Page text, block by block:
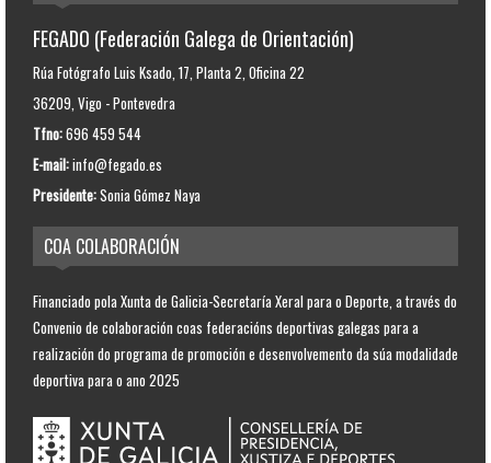
FEGADO (Federación Galega de Orientación)
Rúa Fotógrafo Luis Ksado, 17, Planta 2, Oficina 22
36209, Vigo - Pontevedra
Tfno:696 459 544
E-mail:info@fegado.es
Presidente:Sonia Gómez Naya
COA COLABORACIÓN
Financiado pola Xunta de Galicia-Secretaría Xeral para o Deporte, a través do
Convenio de colaboración coas federacións deportivas galegas para a
realización do programa de promoción e desenvolvemento da súa modalidade
deportiva para o ano 2025